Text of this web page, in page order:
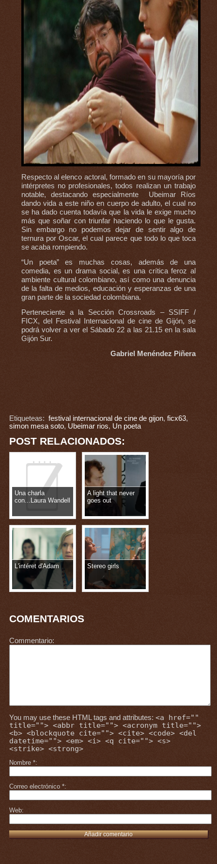
Respecto al elenco actoral, formado en su mayoría por
intérpretes no profesionales, todos realizan un trabajo
notable, destacando especialmente Ubeimar Ríos
dando vida a este niño en cuerpo de adulto, el cual no
se ha dado cuenta todavía que la vida le exige mucho
más que soñar con triunfar haciendo lo que le gusta.
Sin embargo no podemos dejar de sentir algo de
ternura por Oscar, el cual parece que todo lo que toca
se acaba rompiendo.
“Un poeta” es muchas cosas, además de una
comedia, es un drama social, es una crítica feroz al
ambiente cultural colombiano, así como una denuncia
de la falta de medios, educación y esperanzas de una
gran parte de la sociedad colombiana.
Perteneciente a la Sección Crossroads – SSIFF /
FICX, del Festival Internacional de cine de Gijón, se
podrá volver a ver el Sábado 22 a las 21.15 en la sala
Gijón Sur.
Gabriel Menéndez Piñera
Etiqueteas: festival internacional de cine de gijon, ficx63,
simon mesa soto, Ubeimar rios, Un poeta
POST RELACIONADOS:
Una charla
con...Laura Wandell
A light that never
goes out
L'intéret d'Adam Stereo girls
COMENTARIOS
Commentario
You may use these HTML tags and attributes: <a href=""
title=""> <abbr title=""> <acronym title="">
<b> <blockquote cite=""> <cite> <code> <del
datetime=""> <em> <i> <q cite=""> <s>
<strike> <strong>
Nombre *
Correo electrónico *
Web